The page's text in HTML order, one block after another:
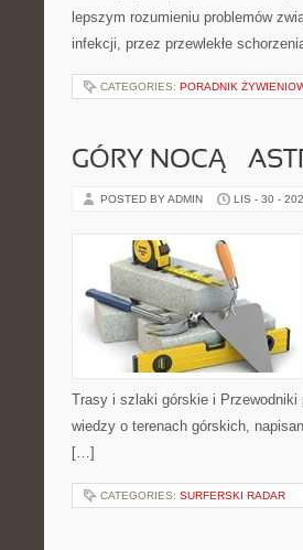
lepszym rozumieniu problemów
infekcji, przez przewlekłe
CATEGORIES: PORADNIK
GÓRY NOCĄ –
POSTED BY ADMIN LIS - 30 -
Trasy i szlaki górskie i
wiedzy o terenach górskich,
[…]
CATEGORIES: SURFERSKI RADAR